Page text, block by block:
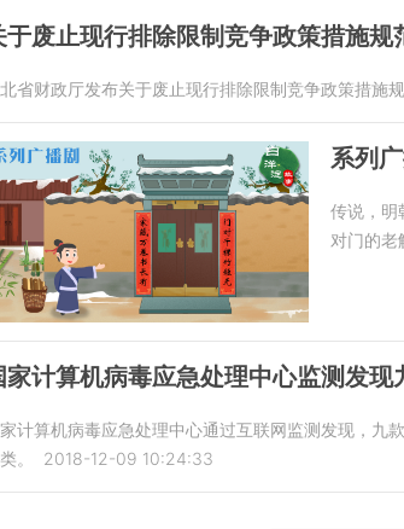
于废止现行排除限制竞争政策措施规
省财政厅发布关于废止现行排除限制竞争政策措施规
系列
传说，明
对门的老
家计算机病毒应急处理中心监测发现
计算机病毒应急处理中心通过互联网监测发现，九
。
2018-12-09 10:24:33